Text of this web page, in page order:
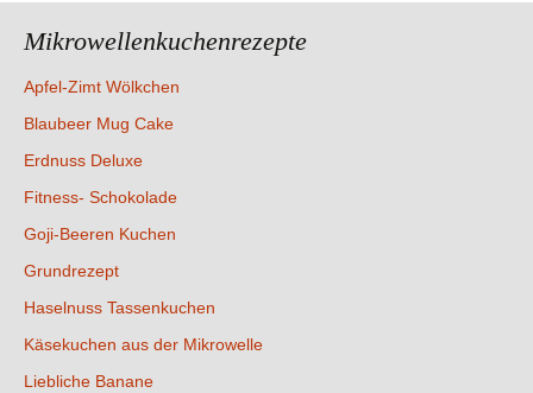
Navigation
Mikrowellenkuchenrezepte
Apfel-Zimt Wölkchen
Blaubeer Mug Cake
Erdnuss Deluxe
Fitness- Schokolade
Goji-Beeren Kuchen
Grundrezept
Haselnuss Tassenkuchen
Käsekuchen aus der Mikrowelle
Liebliche Banane